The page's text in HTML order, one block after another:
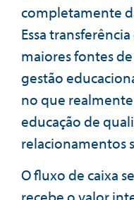
completamente
Essa
maiores fontes
gestão
no que
educação de
relacionamentos
O fluxo de caixa